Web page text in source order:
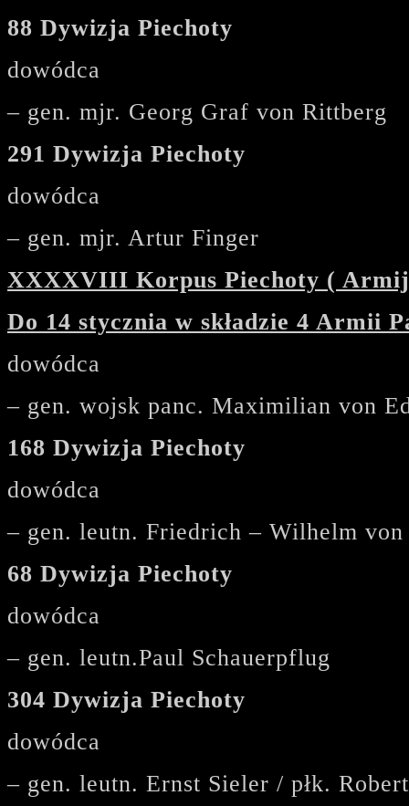
88 Dywizja Piechoty
dowódca
– gen. mjr. Georg Graf von Rittberg
291 Dywizja Piechoty
dowódca
– gen. mjr. Artur Finger
XXXXVIII Korpus Piechoty (
Do 14 stycznia w składzie 4 Armii
dowódca
– gen. wojsk panc. Maximilian von
168 Dywizja Piechoty
dowódca
– gen. leutn. Friedrich – Wilhelm
68 Dywizja Piechoty
dowódca
– gen. leutn.Paul Schauerpflug
304 Dywizja Piechoty
dowódca
– gen. leutn. Ernst Sieler / płk.